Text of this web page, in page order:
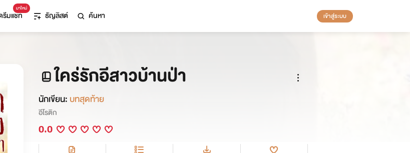
มาใหม่
รีมแชท ธัญลิสต์ ค้นหา เข้าสู่ระบบ
ใคร่รักอีสาวบ้านป่า
นักเขียน: บทสุดท้าย
อีโรติก
0.0